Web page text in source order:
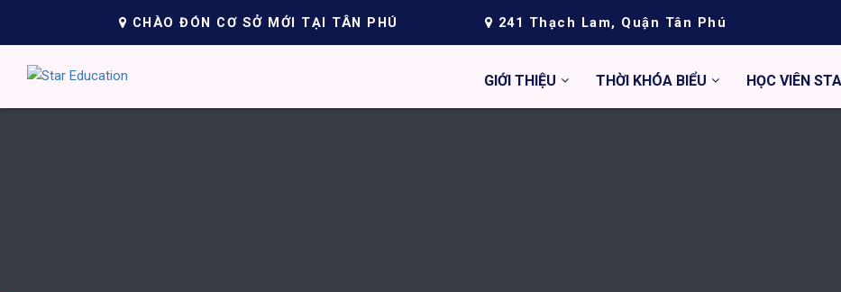
CHÀO ĐÓN CƠ SỞ MỚI TẠI TÂN PHÚ 241 Thạch Lam, Quận Tân Phú
GIỚI THIỆU THỜI KHÓA BIỂU HỌC VIÊN